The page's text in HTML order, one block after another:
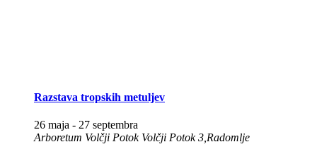
Razstava tropskih metuljev
26 maja - 27 septembra
Arboretum Volčji Potok Volčji Potok 3,Radomlje